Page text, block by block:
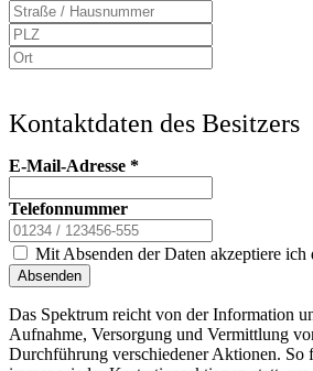
Kontaktdaten des Besitzers
E-Mail-Adresse *
Telefonnummer
Mit Absenden der Daten akzeptiere ich
Absenden
Das Spektrum reicht von der Information
Aufnahme, Versorgung und Vermittlung
Durchführung verschiedener Aktionen. So